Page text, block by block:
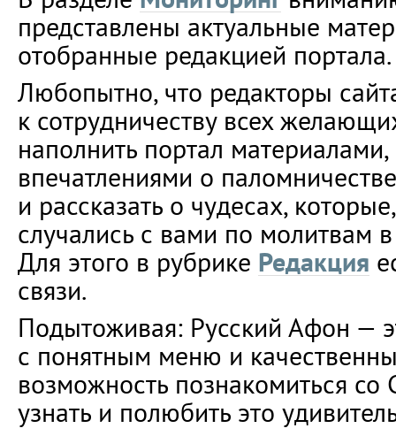
представлены актуальные
отобранные редакцией портала.
Любопытно, что редакторы
к сотрудничеству всех
наполнить портал материалами,
впечатлениями о
и рассказать о чудесах,
случались с вами по молитвам
Для этого в рубрике Редакция
связи.
Подытоживая: Русский Афон —
с понятным меню и
возможность познакомиться со
узнать и полюбить это